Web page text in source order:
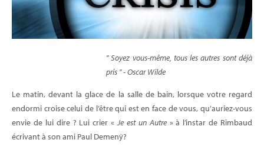
" Soyez vous-même, tous les autres sont déjà
pris " - Oscar Wilde
Le matin, devant la glace de la salle de bain, lorsque votre regard
endormi croise celui de l’être qui est en face de vous, qu’auriez-vous
envie de lui dire ? Lui crier « Je est un Autre» à l’instar de Rimbaud
écrivant à son ami Paul Demenÿ?